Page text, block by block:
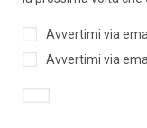
Avvertimi via
Avvertimi via